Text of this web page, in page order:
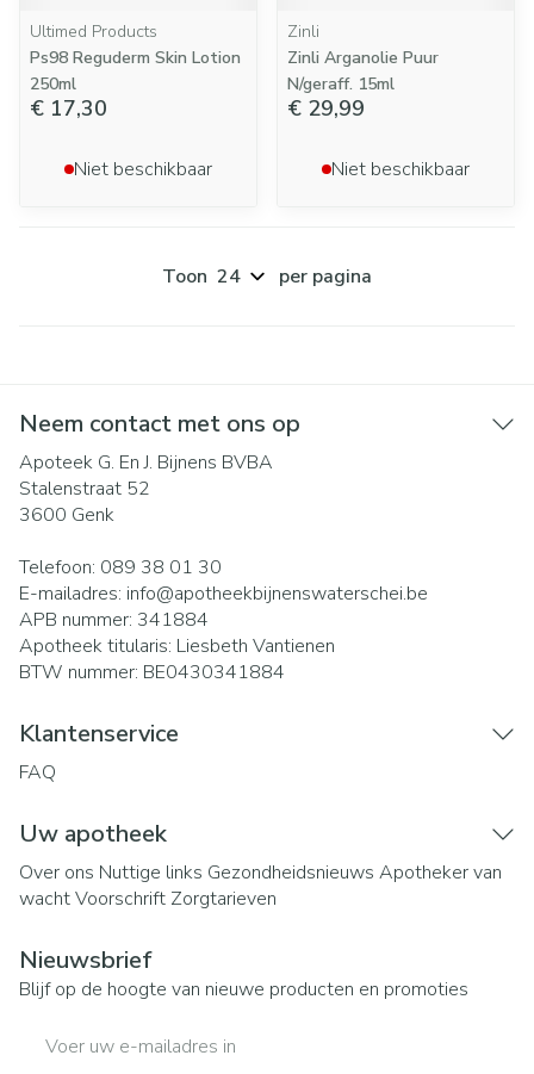
Ultimed Products
Ps98 Reguderm Skin Lotion
250ml
€ 17,30
Niet beschikbaar
Zinli
Zinli Arganolie Puur
N/geraff. 15ml
€ 29,99
Niet beschikbaar
Toon per pagina
Neem contact met ons op
Apoteek G. En J. Bijnens BVBA
Stalenstraat 52
3600 Genk
Telefoon: 089 38 01 30
E-mailadres: info@apotheekbijnenswaterschei.be
APB nummer: 341884
Apotheek titularis: Liesbeth Vantienen
BTW nummer: BE0430341884
Klantenservice
FAQ
Uw apotheek
Over ons Nuttige links Gezondheidsnieuws Apotheker van
wachtVoorschrift Zorgtarieven
Nieuwsbrief
Blijf op de hoogte van nieuwe producten en promoties